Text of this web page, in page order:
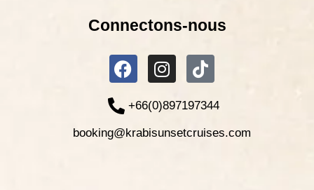
Connectons-nous
+66(0)897197344
booking@krabisunsetcruises.com